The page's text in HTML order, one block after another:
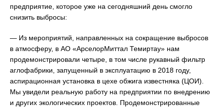
предприятие, которое уже на сегодняшний день смогло
снизить выбросы:
— Из мероприятий, направленных на сокращение выбросов
в атмосферу, в АО «АрселорМиттал Темиртау» нам
продемонстрировали четыре, в том числе рукавный фильтр
аглофабрики, запущенный в эксплуатацию в 2018 году,
аспирационная установка в цехе обжига известняка (ЦОИ).
Мы увидели реальную работу на предприятии по внедрению
и других экологических проектов. Продемонстрированные